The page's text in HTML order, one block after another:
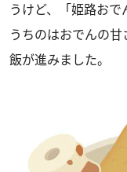
うけど、「姫路おで
うちのはおでんの
飯が進みました。